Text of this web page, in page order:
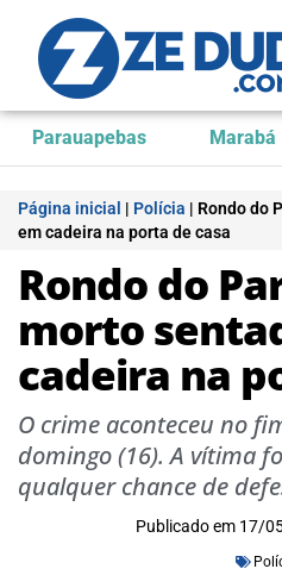
Parauapebas Marabá
Página inicial | Polícia | Rondo do
em cadeira na porta de casa
Rondo do
morto
cadeira na
O crime aconteceu no
domingo (16). A vítima
qualquer chance de
Publicado em 17/